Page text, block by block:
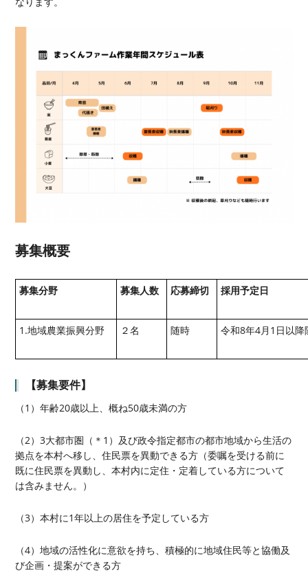
募集概要
募集分野 募集人数 応募締切 採用予定日
1.地域農業振興分野 ２名 随時 令和8年4月1日以
【募集要件】
（1）年齢20歳以上、概ね50歳未満の方
（2）3大都市圏（＊1）及び政令指定都市の都市地域から生活の
拠点を本村へ移し、住民票を異動できる方（委嘱を受ける前に
既に住民票を異動し、本村内に定住・定着している方について
は含みません。）
（3）本村に1年以上の居住を予定している方
（4）地域の活性化に意欲を持ち、積極的に地域住民等と協働及
び企画・提案ができる方